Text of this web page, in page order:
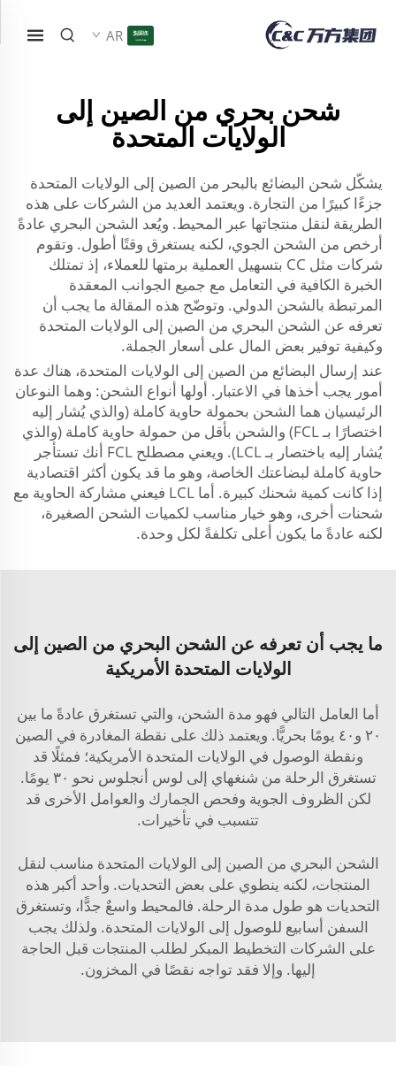
AR
شحن بحري من الصين إلى
الولايات المتحدة
يشكّل شحن البضائع بالبحر من الصين إلى الولايات المتحدة
جزءًا كبيرًا من التجارة. ويعتمد العديد من الشركات على هذه
الطريقة لنقل منتجاتها عبر المحيط. ويُعد الشحن البحري عادةً
أرخص من الشحن الجوي، لكنه يستغرق وقتًا أطول. وتقوم
شركات مثل CC بتسهيل العملية برمتها للعملاء، إذ تمتلك
الخبرة الكافية في التعامل مع جميع الجوانب المعقدة
المرتبطة بالشحن الدولي. وتوضّح هذه المقالة ما يجب أن
تعرفه عن الشحن البحري من الصين إلى الولايات المتحدة
وكيفية توفير بعض المال على أسعار الجملة.
عند إرسال البضائع من الصين إلى الولايات المتحدة، هناك عدة
أمور يجب أخذها في الاعتبار. أولها أنواع الشحن: وهما النوعان
الرئيسيان هما الشحن بحمولة حاوية كاملة (والذي يُشار إليه
اختصارًا بـ FCL) والشحن بأقل من حمولة حاوية كاملة (والذي
يُشار إليه باختصار بـ LCL). ويعني مصطلح FCL أنك تستأجر
حاوية كاملة لبضاعتك الخاصة، وهو ما قد يكون أكثر اقتصادية
إذا كانت كمية شحنك كبيرة. أما LCL فيعني مشاركة الحاوية مع
شحنات أخرى، وهو خيار مناسب لكميات الشحن الصغيرة،
لكنه عادةً ما يكون أعلى تكلفةً لكل وحدة.
ما يجب أن تعرفه عن الشحن البحري من الصين إلى
الولايات المتحدة الأمريكية
أما العامل التالي فهو مدة الشحن، والتي تستغرق عادةً ما بين
٢٠ و٤٠ يومًا بحريًّا. ويعتمد ذلك على نقطة المغادرة في الصين
ونقطة الوصول في الولايات المتحدة الأمريكية؛ فمثلًا قد
تستغرق الرحلة من شنغهاي إلى لوس أنجلوس نحو ٣٠ يومًا.
لكن الظروف الجوية وفحص الجمارك والعوامل الأخرى قد
تتسبب في تأخيرات.
الشحن البحري من الصين إلى الولايات المتحدة مناسب لنقل
المنتجات، لكنه ينطوي على بعض التحديات. وأحد أكبر هذه
التحديات هو طول مدة الرحلة. فالمحيط واسعٌ جدًّا، وتستغرق
السفن أسابيع للوصول إلى الولايات المتحدة. ولذلك يجب
على الشركات التخطيط المبكر لطلب المنتجات قبل الحاجة
إليها. وإلا فقد تواجه نقصًا في المخزون.